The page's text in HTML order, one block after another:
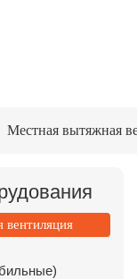
Местная вытяжная
вентиляция